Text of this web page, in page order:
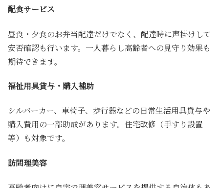
配食サービス
昼食・夕食のお弁当配達だけでなく、配達時に声掛けして
安否確認も行います。一人暮らし高齢者への見守り効果も
期待できます。
福祉用具貸与・購入補助
シルバーカー、車椅子、歩行器などの日常生活用具貸与や
購入費用の一部助成があります。住宅改修（手すり設置
等）も対象です。
訪問理美容